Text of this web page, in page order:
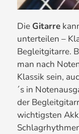
Die Gitarre
unterteilen –
Begleitgitarre.
man nach
Klassik sein,
´s in
der
wichtigsten